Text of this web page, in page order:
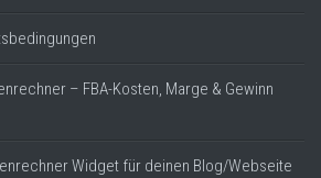
– FBA-Kosten, Marge & Gewinn
Widget für deinen Blog/Webseite